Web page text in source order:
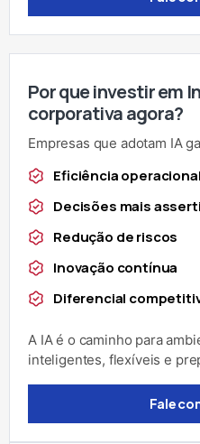
Por que investir em
corporativa agora?
Empresas que adotam IA
Eficiência operacional
Decisões mais
Redução de riscos
Inovação contínua
Diferencial
A IA é o caminho para
inteligentes, flexíveis e
Fale